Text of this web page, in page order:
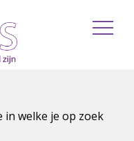
in welke je op zoek